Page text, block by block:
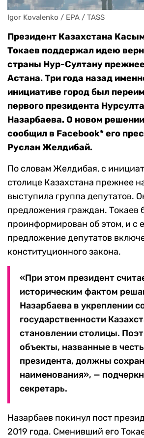
Igor Kovalenko / EPA / TASS
Президент Казахстана
Токаев поддержал идею
страны Нур-Султану
Астана. Три года назад
инициативе город был
первого президента
Назарбаева. О новом
сообщил в Facebook* его
Руслан Желдибай.
По словам Желдибая, с
столице Казахстана прежнее
выступила группа депутатов.
предложения граждан. Токаев
проинформирован об этом, и с
предложение депутатов
конституционного закона.
«При этом президент
историческим фактом
Назарбаева в укреплении
государственности
становлении столицы.
объекты, названные в
президента, должны
наименования», —
секретарь.
Назарбаев покинул пост
2019 года. Сменивший его